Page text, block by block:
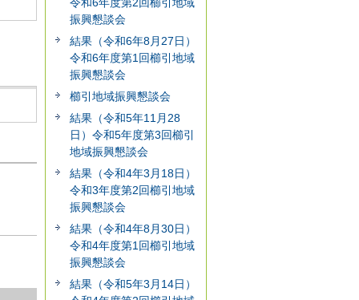
振興懇談会
結果（令和6年8月27日）
令和6年度第1回櫛引地域
振興懇談会
櫛引地域振興懇談会
結果（令和5年11月28
日）令和5年度第3回櫛引
地域振興懇談会
結果（令和4年3月18日）
令和3年度第2回櫛引地域
振興懇談会
結果（令和4年8月30日）
令和4年度第1回櫛引地域
振興懇談会
結果（令和5年3月14日）